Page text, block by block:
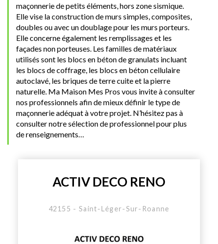
maçonnerie de petits éléments, hors zone sismique.
Elle vise la construction de murs simples, composites,
doubles ou avec un doublage pour les murs porteurs.
Elle concerne également les remplissages et les
façades non porteuses. Les familles de matériaux
utilisés sont les blocs en béton de granulats incluant
les blocs de coffrage, les blocs en béton cellulaire
autoclavé, les briques de terre cuite et la pierre
naturelle. Ma Maison Mes Pros vous invite à consulter
nos professionnels afin de mieux définir le type de
maçonnerie adéquat à votre projet. N’hésitez pas à
consulter notre sélection de professionnel pour plus
de renseignements…
ACTIV DECO RENO
42155 - Saint-Léger-Sur-Roanne